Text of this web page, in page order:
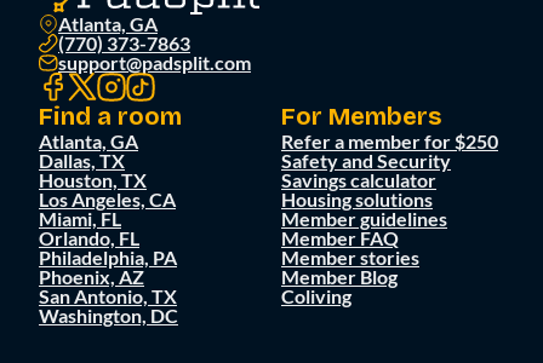
Atlanta, GA
(770) 373-7863
support@padsplit.com
Find a room
Atlanta, GA
Dallas, TX
Houston, TX
Los Angeles, CA
Miami, FL
Orlando, FL
Philadelphia, PA
Phoenix, AZ
San Antonio, TX
Washington, DC
For Members
Refer a member for $250
Safety and Security
Savings calculator
Housing solutions
Member guidelines
Member FAQ
Member stories
Member Blog
Coliving